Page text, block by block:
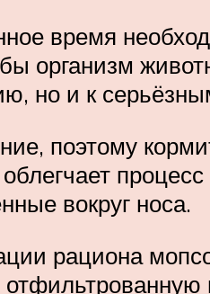
время
организм
но и к
поэтому
вокруг носа.
рациона